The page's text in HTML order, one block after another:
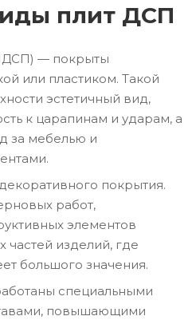
плит ДСП
— покрыты
или пластиком. Такой
эстетичный вид,
к царапинам и ударам, а
за мебелью и
покрытия.
работ,
элементов
частей изделий, где
большого значения.
специальными
повышающими